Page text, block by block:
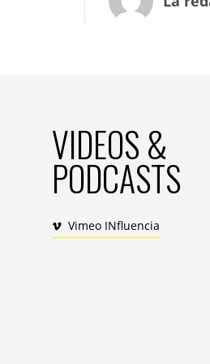
La crise
les formules
aériennes low-
23% songent
dormant chez
D comme « Do
Le système D
sondées
soin. Il peut
pédagogique
VIDEOS &
PODCASTS
Vimeo INfluencia